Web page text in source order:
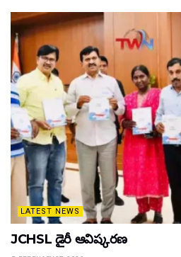
LATEST NEWS
JCHSL డైరీ ఆవిష్కరణ